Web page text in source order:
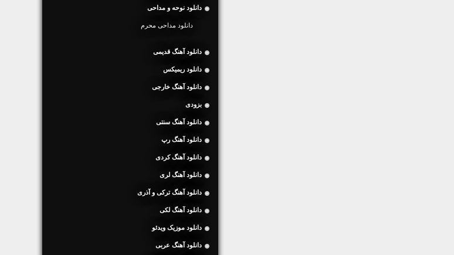
دانلود نوحه و مداحی
دانلود مداحی محرم
دانلود آهنگ قدیمی
دانلود ریمیکس
دانلود آهنگ خارجی
بزودی
دانلود آهنگ سنتی
دانلود آهنگ رپ
دانلود آهنگ کردی
دانلود آهنگ لری
دانلود آهنگ ترکی و آذری
دانلود آهنگ لکی
دانلود موزیک ویدئو
دانلود آهنگ عربی